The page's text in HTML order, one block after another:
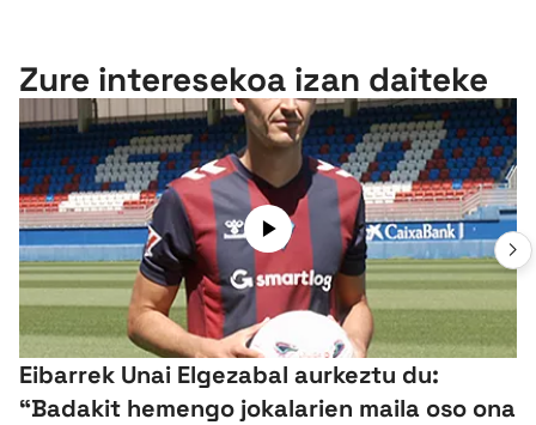
Zure interesekoa izan daiteke
Eibarrek Unai Elgezabal aurkeztu du:
“Badakit hemengo jokalarien maila oso ona